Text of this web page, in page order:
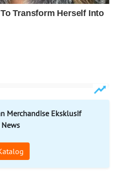
Merchandise Eksklusif
News